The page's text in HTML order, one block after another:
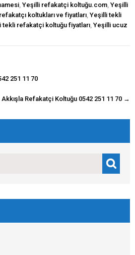
Yeşilli refakatçi koltuğu.com Yeşilli
koltukları ve fiyatları Yeşilli tekli
tekli refakatçi koltuğu fiyatları Yeşilli ucuz
251 11 70
Akkışla Refakatçi Koltuğu 0542 251 11 70 →